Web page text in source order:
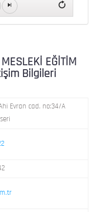
Mahallesi, Orgeneral Eşref Bitlis
MAH. 8. CAD. NO: 28
EĞİTİM
Bilgileri
Evran cad. no:34/A